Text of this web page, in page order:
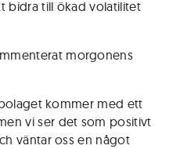
bidra till ökad volatilitet
morgonens
kommer med ett
vi ser det som positivt
väntar oss en något